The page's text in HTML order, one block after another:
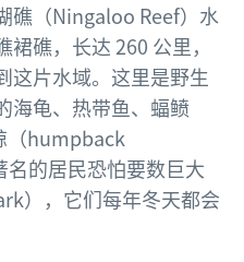
礁（Ningaloo Reef）水
礁，长达 260 公里，
这片水域。这里是野生
海龟、热带鱼、蝠鲼
（humpback
的居民恐怕要数巨大
），它们每年冬天都会